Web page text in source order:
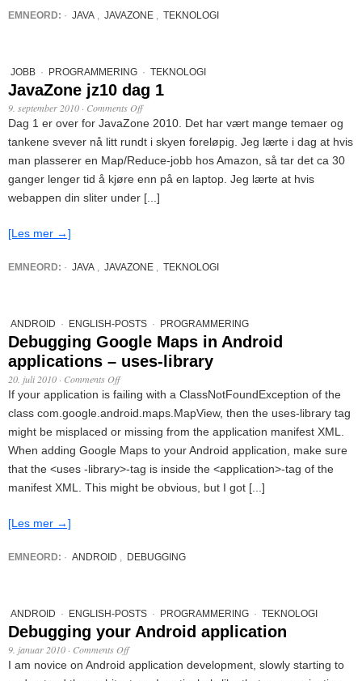
EMNEORD: · JAVA JAVAZONE TEKNOLOGI
JOBB · PROGRAMMERING · TEKNOLOGI
JavaZone jz10 dag 1
9. september 2010 · Comments Off
Dag 1 er over for JavaZone 2010. Det har vært mange temaer og
tankene svever nå litt rundt i skyen foreløpig. Jeg lærte i dag at hvis
man plasserer en Map/Reduce-jobb hos Amazon, så tar det ca 30
ganger lenger tid å kjøre enn på en laptop. Jeg lærte at hvis
webappen din sliter under [...]
[Les mer →]
EMNEORD: · JAVA JAVAZONE TEKNOLOGI
ANDROID · ENGLISH-POSTS · PROGRAMMERING
Debugging Google Maps in Android
applications – uses-library
20. juli 2010 · Comments Off
If your application is failing with a ClassNotFoundException of the
class com.google.android.maps.MapView, then the uses-library tag
might be misplaced or missing from the application manifest XML.
When adding Google Maps to your Android application, make sure
that the <uses -library>-tag is inside the <application>-tag of the
manifest XML. This might be obvious, but I got [...]
[Les mer →]
EMNEORD: · ANDROID DEBUGGING
ANDROID · ENGLISH-POSTS · PROGRAMMERING · TEKNOLOGI
Debugging your Android application
9. januar 2010 · Comments Off
I am novice on Android application development, slowly starting to